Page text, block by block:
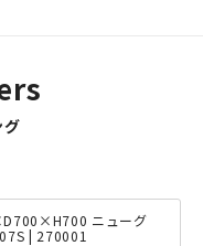
グ
ニューグ
| 270001